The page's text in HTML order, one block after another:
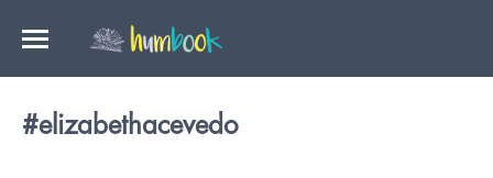
#elizabethacevedo